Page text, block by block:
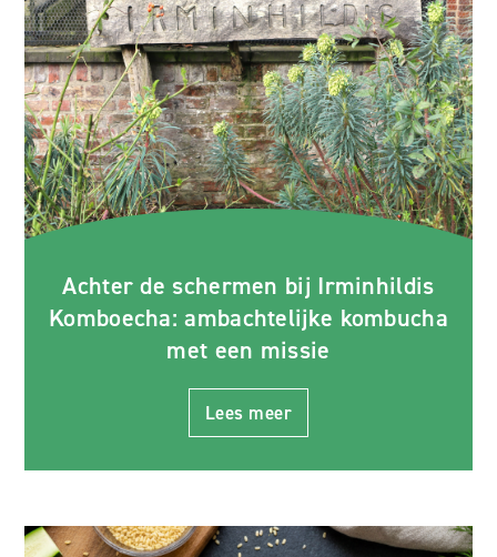
Achter de schermen bij Irminhildis
Komboecha: ambachtelijke kombucha
met een missie
Lees meer